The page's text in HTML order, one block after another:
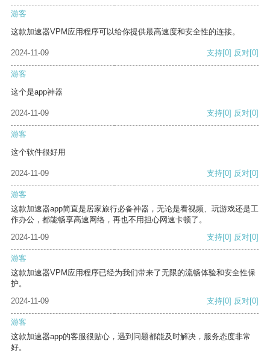
游客
这款加速器VPM应用程序可以给你提供最高速度和安全性的连接。
2024-11-09 支持[0] 反对[0]
游客
这个是app神器
2024-11-09 支持[0] 反对[0]
游客
这个软件很好用
2024-11-09 支持[0] 反对[0]
游客
这款加速器app简直是居家旅行必备神器，无论是看视频、玩游戏还是工
作办公，都能畅享高速网络，再也不用担心网速卡顿了。
2024-11-09
支持[0] 反对[0]
游客
这款加速器VPM应用程序已经为我们带来了无限的流畅体验和安全性保
护。
2024-11-09
支持[0] 反对[0]
游客
这款加速器app的客服很贴心，遇到问题都能及时解决，服务态度非常
好。